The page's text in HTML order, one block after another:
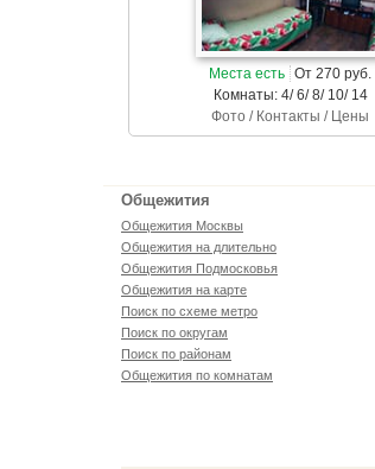
Места есть От 270 руб.
Комнаты: 4/ 6/ 8/ 10/ 14
Фото / Контакты / Цены
Общежития
Общежития Москвы
Общежития на длительно
Общежития Подмосковья
Общежития на карте
Поиск по схеме метро
Поиск по округам
Поиск по районам
Общежития по комнатам